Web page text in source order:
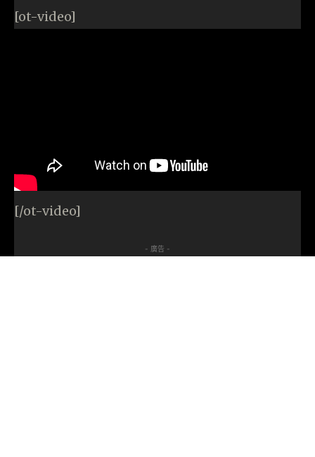
[ot-video]
[/ot-video]
- 廣告 -